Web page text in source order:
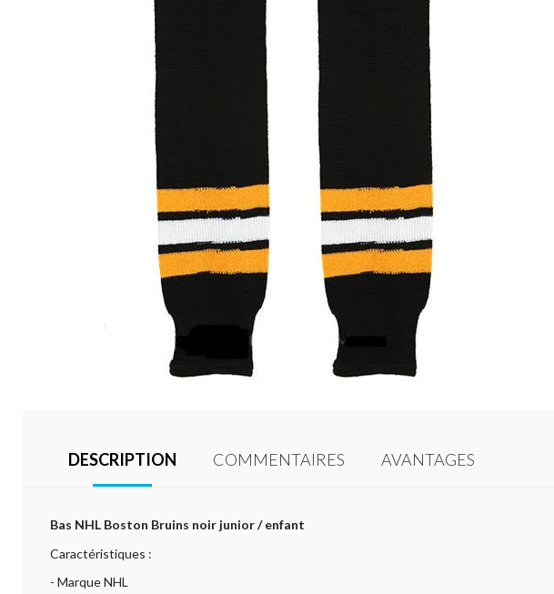
DESCRIPTION COMMENTAIRES AVANTAGES
Bas NHL Boston Bruins noir junior / enfant
Caractéristiques :
- Marque NHL